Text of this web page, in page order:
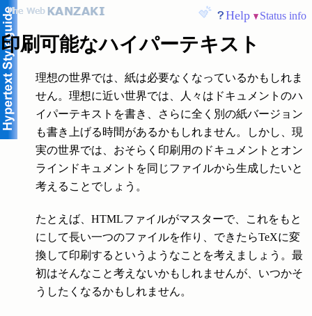
Help Status info
印刷可能なハイパーテキスト
理想の世界では、紙は必要なくなっているかもしれま
せん。理想に近い世界では、人々はドキュメントのハ
イパーテキストを書き、さらに全く別の紙バージョン
も書き上げる時間があるかもしれません。しかし、現
実の世界では、おそらく印刷用のドキュメントとオン
ラインドキュメントを同じファイルから生成したいと
考えることでしょう。
たとえば、HTMLファイルがマスターで、これをもと
にして長い一つのファイルを作り、できたらTeXに変
換して印刷するというようなことを考えましょう。最
初はそんなこと考えないかもしれませんが、いつかそ
うしたくなるかもしれません。